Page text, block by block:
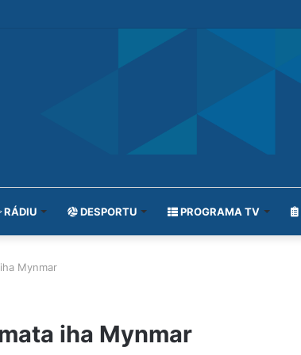
RÁDIU DESPORTU PROGRAMA TV
Mynmar
iha Mynmar